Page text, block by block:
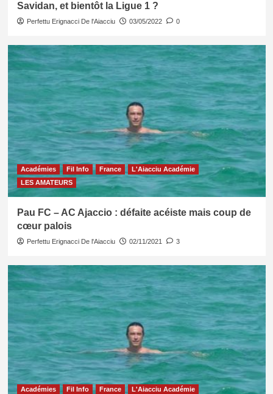
Savidan, et bientôt la Ligue 1 ?
Perfettu Erignacci De l'Aiacciu 03/05/2022 0
Académies Fil Info France
L'Aiacciu Académie
LES AMATEURS
Pau FC – AC Ajaccio : défaite acéiste mais coup de
cœur palois
Perfettu Erignacci De l'Aiacciu 02/11/2021 3
Académies Fil Info France
L'Aiacciu Académie